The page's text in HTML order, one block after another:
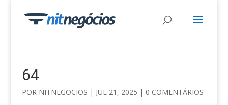
64
POR NITNEGOCIOS | JUL 21, 2025 | 0 COMENTÁRIOS